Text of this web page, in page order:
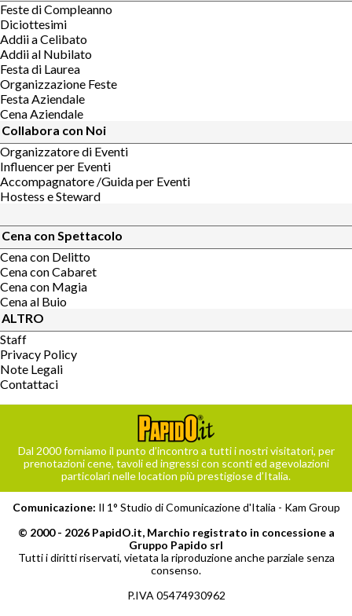
Feste di Compleanno
Diciottesimi
Addii a Celibato
Addii al Nubilato
Festa di Laurea
Organizzazione Feste
Festa Aziendale
Cena Aziendale
Collabora con Noi
Organizzatore di Eventi
Influencer per Eventi
Accompagnatore /Guida per Eventi
Hostess e Steward
Cena con Spettacolo
Cena con Delitto
Cena con Cabaret
Cena con Magia
Cena al Buio
ALTRO
Staff
Privacy Policy
Note Legali
Contattaci
Dal 2000 forniamo il punto d’incontro a tutti i nostri visitatori, per
prenotazioni cene, tavoli ed ingressi con sconti ed agevolazioni
particolari nelle location più prestigiose d’Italia.
Comunicazione: Il 1° Studio di Comunicazione d'Italia - Kam Group
© 2000 - 2026 PapidO.it, Marchio registrato in concessione a
Gruppo Papido srl
Tutti i diritti riservati, vietata la riproduzione anche parziale senza
consenso.
P.IVA 05474930962